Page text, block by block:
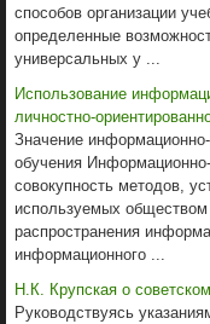
способов организации
определенные
универсальных у ...
Использование
личностно-
Значение
обучения
совокупность методов,
используемых
распространения
информационного ...
Н.К. Крупская о
Руководствуясь